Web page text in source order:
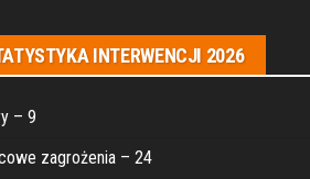
INTERWENCJI 2026
– 9
zagrożenia – 24